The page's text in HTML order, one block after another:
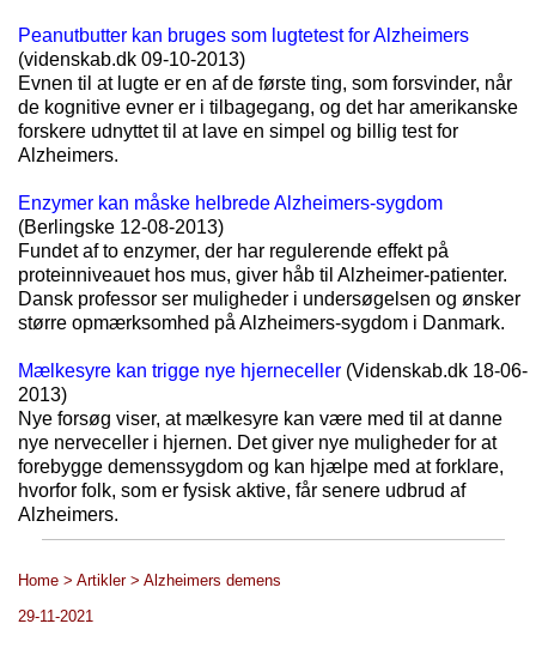
Peanutbutter kan bruges som lugtetest for Alzheimers
(videnskab.dk 09-10-2013)
Evnen til at lugte er en af de første ting, som forsvinder, når
de kognitive evner er i tilbagegang, og det har amerikanske
forskere udnyttet til at lave en simpel og billig test for
Alzheimers.
Enzymer kan måske helbrede Alzheimers-sygdom
(Berlingske 12-08-2013)
Fundet af to enzymer, der har regulerende effekt på
proteinniveauet hos mus, giver håb til Alzheimer-patienter.
Dansk professor ser muligheder i undersøgelsen og ønsker
større opmærksomhed på Alzheimers-sygdom i Danmark.
Mælkesyre kan trigge nye hjerneceller (Videnskab.dk 18-06-
2013)
Nye forsøg viser, at mælkesyre kan være med til at danne
nye nerveceller i hjernen. Det giver nye muligheder for at
forebygge demenssygdom og kan hjælpe med at forklare,
hvorfor folk, som er fysisk aktive, får senere udbrud af
Alzheimers.
Home > Artikler > Alzheimers demens
29-11-2021